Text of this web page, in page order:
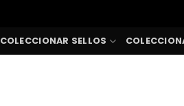
COLECCIONAR SELLOS